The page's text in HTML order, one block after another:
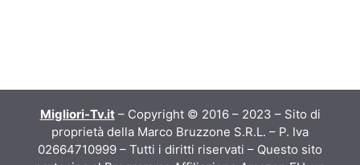
Migliori-Tv.it– Copyright © 2016 – 2023 – Sito di
proprietà della Marco Bruzzone S.R.L. – P. Iva
02664710999 – Tutti i diritti riservati – Questo sito